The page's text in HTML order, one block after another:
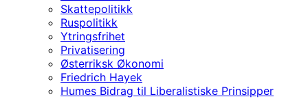
Skattepolitikk
Ruspolitikk
Ytringsfrihet
Privatisering
Østerriksk Økonomi
Friedrich Hayek
Humes Bidrag til Liberalistiske Prinsipper